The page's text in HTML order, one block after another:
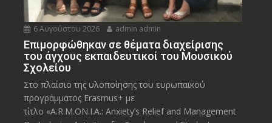
6 Αυγούστου 2026 admin admin
Eπιμορφώθηκαν σε θέματα διαχείρισης
του άγχους εκπαιδευτικοί του Μουσικού
Σχολείου
Στο πλαίσιο της υλοποίησης του ευρωπαϊκού
προγράμματος Erasmus+ με
τίτλο «A.R.M.ON.I.A.: Anxiety’s Relief and Management